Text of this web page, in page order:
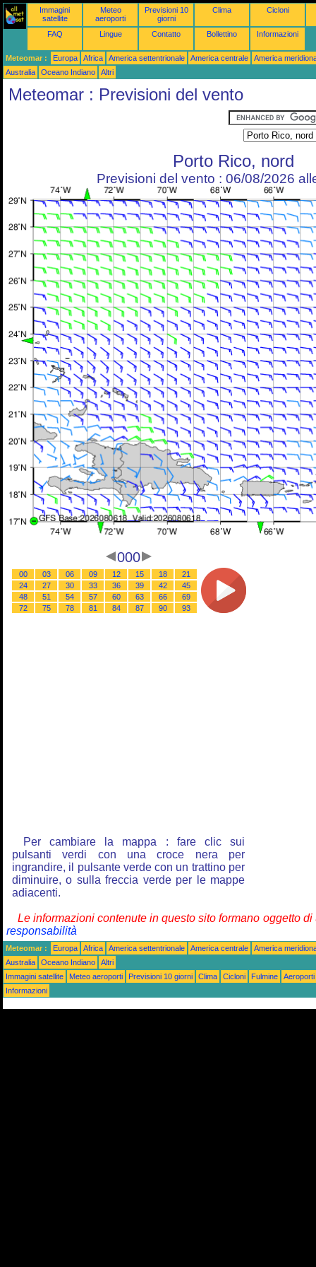
Immagini
satellite
Meteo
aeroporti
Previsioni 10
giorni
Clima Cicloni
FAQ Lingue Contatto Bollettino Informazioni
Meteomar : Europa Africa America settentrionale America centrale
America
Australia
Oceano Indiano Altri
Meteomar : Previsioni del vento
Porto Rico, nord
Previsioni del vento : 06/08/2026
000
00 03 06 09 12 15 18
21
24
27 30 33 36 39 42
45
48
51 54 57 60 63 66
69
72
75 78 81 84 87 90 93
Per cambiare la mappa : fare clic sui
pulsanti verdi con una croce nera per
ingrandire, il pulsante verde con un trattino per
diminuire, o sulla freccia verde per le mappe
adiacenti.
Le informazioni contenute in questo sito formano oggetto
responsabilità
Meteomar : Europa Africa America settentrionale America centrale
America
Australia
Oceano Indiano
Altri
Immagini satellite
Meteo aeroporti Previsioni 10 giorni Clima Cicloni Fulmine
Aeroporti
Informazioni